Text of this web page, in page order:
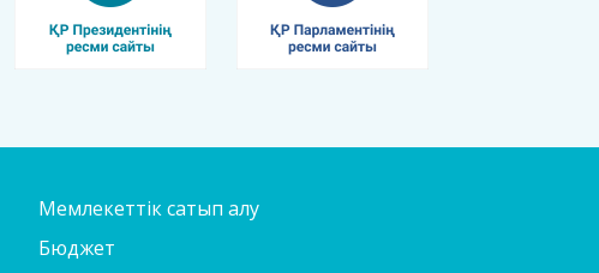
Мемлекеттік сатып алу
Бюджет